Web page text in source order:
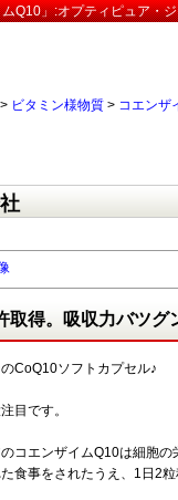
Q10」:オプティピュア・
> ビタミン様物質 > コエンザ
取得。吸収力バツグ
CoQ10ソフトカプセル♪
目です。
コエンザイムQ10は細胞の
食事をされたうえ、1日2